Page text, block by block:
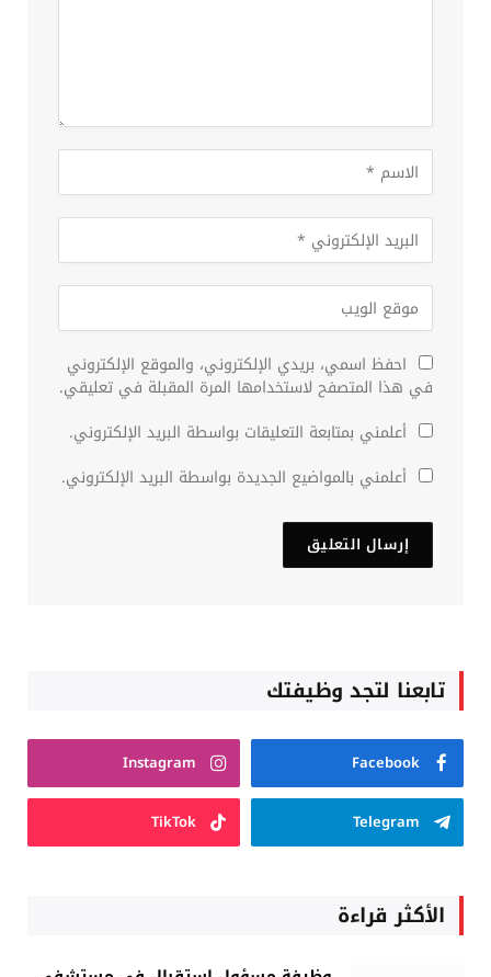
احفظ اسمي، بريدي الإلكتروني، والموقع الإلكتروني
في هذا المتصفح لاستخدامها المرة المقبلة في تعليقي.
أعلمني بمتابعة التعليقات بواسطة البريد الإلكتروني.
أعلمني بالمواضيع الجديدة بواسطة البريد الإلكتروني.
تابعنا لتجد وظيفتك
Facebook
Instagram
Telegram
TikTok
الأكثر قراءة